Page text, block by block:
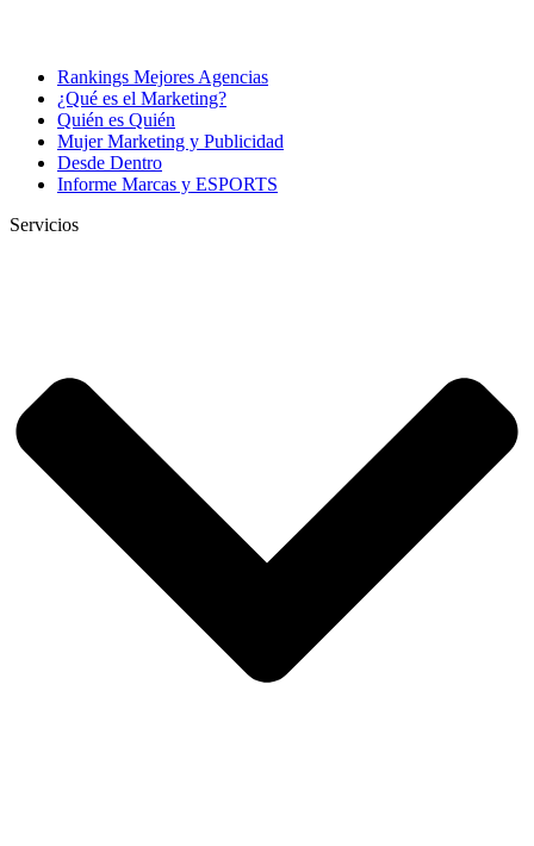
Rankings Mejores Agencias
¿Qué es el Marketing?
Quién es Quién
Mujer Marketing y Publicidad
Desde Dentro
Informe Marcas y ESPORTS
Servicios